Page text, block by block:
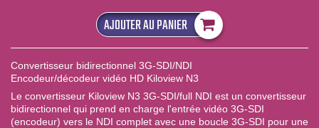
AJOUTER AU PANIER
Convertisseur bidirectionnel 3G-SDI/NDI
Encodeur/décodeur vidéo HD Kiloview N3
Le convertisseur Kiloview N3 3G-SDI/full NDI est un convertisseur
bidirectionnel qui prend en charge l'entrée vidéo 3G-SDI
(encodeur) vers le NDI complet avec une boucle 3G-SDI pour une